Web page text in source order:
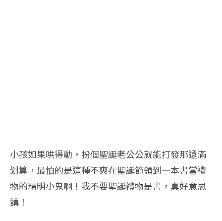
小孩如果哄得動，扮個聖誕老公公就能打發那還滿
划算，最怕的是這種不爽在聖誕節領到一本書當禮
物的精明小鬼啊！我不要聖誕禮物是書，真好意思
講！